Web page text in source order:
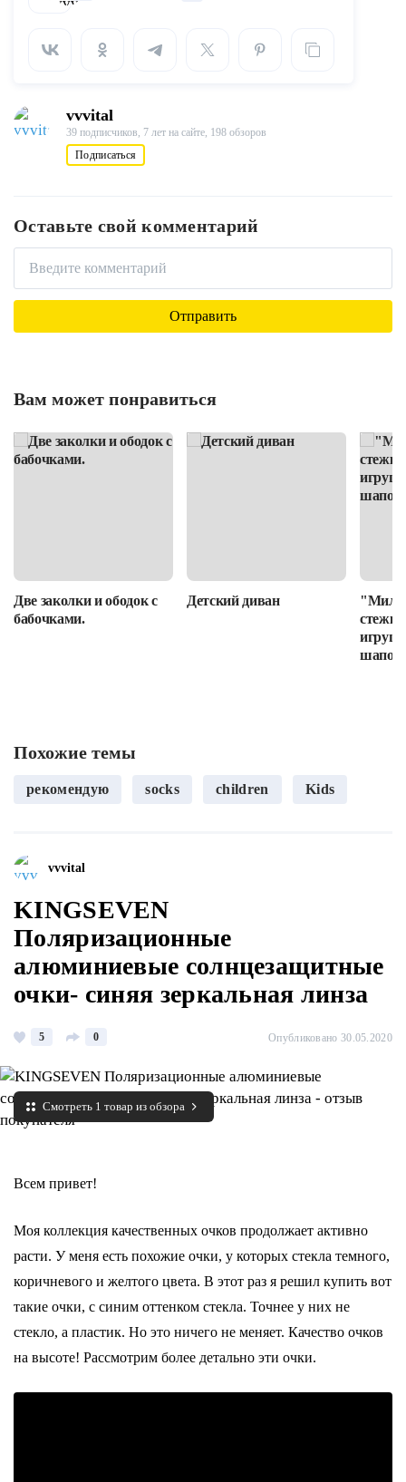
vvvital
39 подписчиков, 7 лет на сайте, 198 обзоров
Подписаться
Оставьте свой комментарий
Вам может понравиться
Две заколки и ободок с
бабочками.
Детский диван
Похожие темы
рекомендую socks children Kids
vvvital
KINGSEVEN
Поляризационные
алюминиевые солнцезащитные
очки- синяя зеркальная линза
5 0 Опубликовано 30.05.2020
Смотреть 1 товар из обзора
Всем привет!
Моя коллекция качественных очков продолжает активно
расти. У меня есть похожие очки, у которых стекла темного,
коричневого и желтого цвета. В этот раз я решил купить вот
такие очки, с синим оттенком стекла. Точнее у них не
стекло, а пластик. Но это ничего не меняет. Качество очков
на высоте! Рассмотрим более детально эти очки.